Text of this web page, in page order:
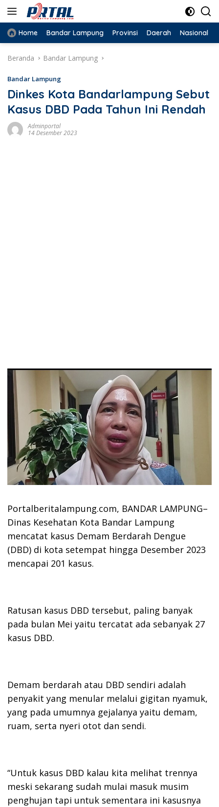
Langsung
konten
Home Bandar Lampung Provinsi Daerah Nasional
Beranda Bandar Lampung
Bandar Lampung
Dinkes Kota Bandarlampung Sebut
Kasus DBD Pada Tahun Ini Rendah
Adminportal
14 Desember 2023
Portalberitalampung.com, BANDAR LAMPUNG–
Dinas Kesehatan Kota Bandar Lampung
mencatat kasus Demam Berdarah Dengue
(DBD) di kota setempat hingga Desember 2023
mencapai 201 kasus.
Ratusan kasus DBD tersebut, paling banyak
pada bulan Mei yaitu tercatat ada sebanyak 27
kasus DBD.
Demam berdarah atau DBD sendiri adalah
penyakit yang menular melalui gigitan nyamuk,
yang pada umumnya gejalanya yaitu demam,
ruam, serta nyeri otot dan sendi.
“Untuk kasus DBD kalau kita melihat trennya
meski sekarang sudah mulai masuk musim
penghujan tapi untuk sementara ini kasusnya